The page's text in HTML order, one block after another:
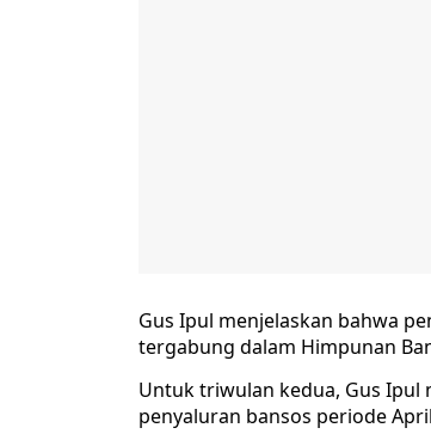
Gus Ipul menjelaskan bahwa
tergabung dalam Himpunan
Untuk triwulan kedua, Gus Ipul
penyaluran bansos periode